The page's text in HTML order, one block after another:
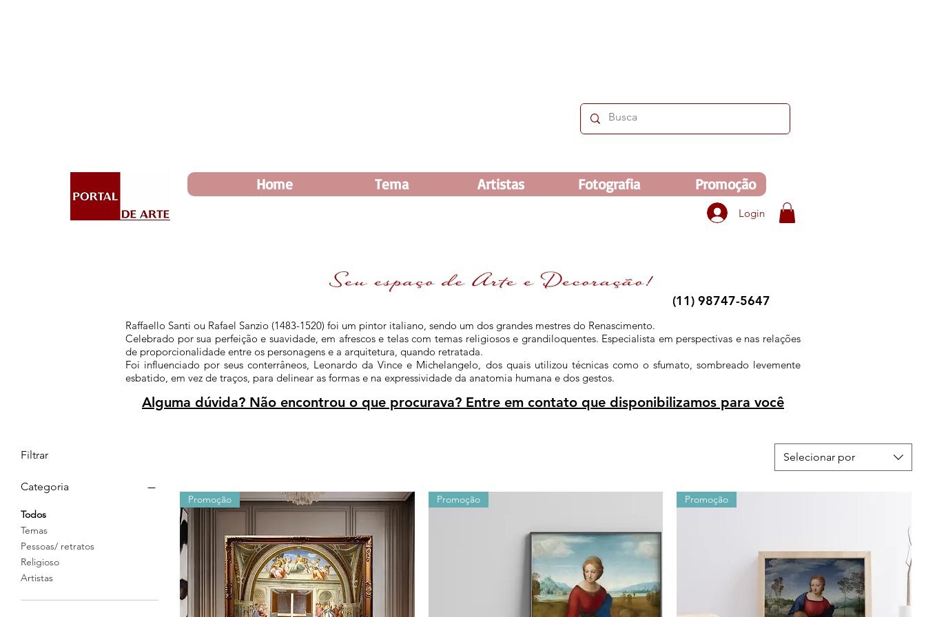
Home Tema Artistas Fotografia Promoção
Login
(11) 98747-5647
Raffaello Santi ou Rafael Sanzio (1483-1520) foi um pintor italiano, sendo um dos grandes mestres do Renascimento.
Celebrado por sua perfeição e suavidade, em afrescos e telas com temas religiosos e grandiloquentes. Especialista em perspectivas e nas relações
de proporcionalidade entre os personagens e a arquitetura, quando retratada.
Foi influenciado por seus conterrâneos, Leonardo da Vince e Michelangelo, dos quais utilizou técnicas como o sfumato, sombreado levemente
esbatido, em vez de traços, para delinear as formas e na expressividade da anatomia humana e dos gestos.
Alguma dúvida? Não encontrou o que procurava? Entre em contato que disponibilizamos para você
Filtrar
Categoria
Todos
Temas
Pessoas/ retratos
Religioso
Artistas
Selecionar por
Promoção Promoção Promoção